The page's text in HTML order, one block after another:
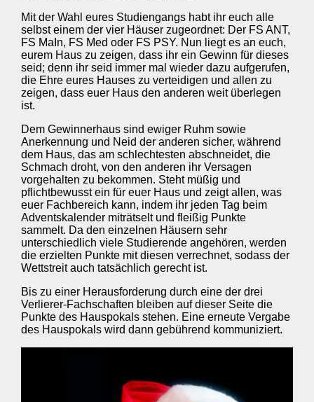
Mit der Wahl eures Studiengangs habt ihr euch alle
selbst einem der vier Häuser zugeordnet: Der FS ANT,
FS MaIn, FS Med oder FS PSY. Nun liegt es an euch,
eurem Haus zu zeigen, dass ihr ein Gewinn für dieses
seid; denn ihr seid immer mal wieder dazu aufgerufen,
die Ehre eures Hauses zu verteidigen und allen zu
zeigen, dass euer Haus den anderen weit überlegen
ist.
Dem Gewinnerhaus sind ewiger Ruhm sowie
Anerkennung und Neid der anderen sicher, während
dem Haus, das am schlechtesten abschneidet, die
Schmach droht, von den anderen ihr Versagen
vorgehalten zu bekommen. Steht müßig und
pflichtbewusst ein für euer Haus und zeigt allen, was
euer Fachbereich kann, indem ihr jeden Tag beim
Adventskalender miträtselt und fleißig Punkte
sammelt. Da den einzelnen Häusern sehr
unterschiedlich viele Studierende angehören, werden
die erzielten Punkte mit diesen verrechnet, sodass der
Wettstreit auch tatsächlich gerecht ist.
Bis zu einer Herausforderung durch eine der drei
Verlierer-Fachschaften bleiben auf dieser Seite die
Punkte des Hauspokals stehen. Eine erneute Vergabe
des Hauspokals wird dann gebührend kommuniziert.